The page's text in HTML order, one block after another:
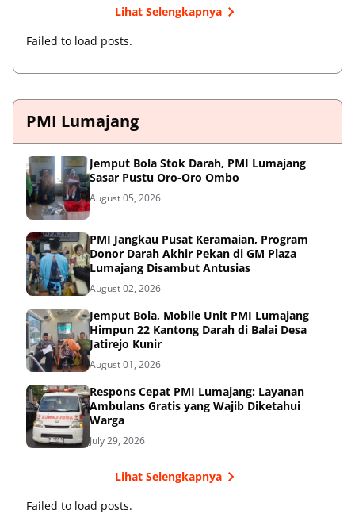
Lihat Selengkapnya
Failed to load posts.
PMI Lumajang
Jemput Bola Stok Darah, PMI Lumajang
Sasar Pustu Oro-Oro Ombo
August 05, 2026
PMI Jangkau Pusat Keramaian, Program
Donor Darah Akhir Pekan di GM Plaza
Lumajang Disambut Antusias
August 02, 2026
Jemput Bola, Mobile Unit PMI Lumajang
Himpun 22 Kantong Darah di Balai Desa
Jatirejo Kunir
August 01, 2026
Respons Cepat PMI Lumajang: Layanan
Ambulans Gratis yang Wajib Diketahui
Warga
July 29, 2026
Lihat Selengkapnya
Failed to load posts.